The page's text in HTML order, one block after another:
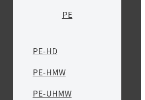
PE
PE-HD
PE-HMW
PE-UHMW